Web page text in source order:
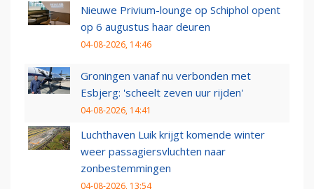
Nieuwe Privium-lounge op Schiphol opent
op 6 augustus haar deuren
04-08-2026, 14:46
Groningen vanaf nu verbonden met
Esbjerg: 'scheelt zeven uur rijden'
04-08-2026, 14:41
Luchthaven Luik krijgt komende winter
weer passagiersvluchten naar
zonbestemmingen
04-08-2026, 13:54